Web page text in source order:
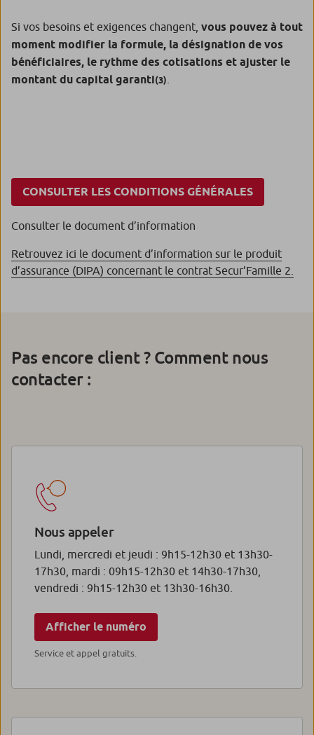
Si vos besoins et exigences changent, vous pouvez à tout
moment modifier la formule, la désignation de vos
bénéficiaires, le rythme des cotisations et ajuster le
montant du capital garanti(3)
CONSULTER LES CONDITIONS GÉNÉRALES
Consulter le document d’information
Retrouvez ici le document d’information sur le produit
d’assurance (DIPA) concernant le contrat Secur’Famille 2.
Pas encore client ? Comment nous
contacter :
Nous appeler
Lundi, mercredi et jeudi : 9h15-12h30 et 13h30-
17h30, mardi : 09h15-12h30 et 14h30-17h30,
vendredi : 9h15-12h30 et 13h30-16h30.
Afficher le numéro
Service et appel gratuits.